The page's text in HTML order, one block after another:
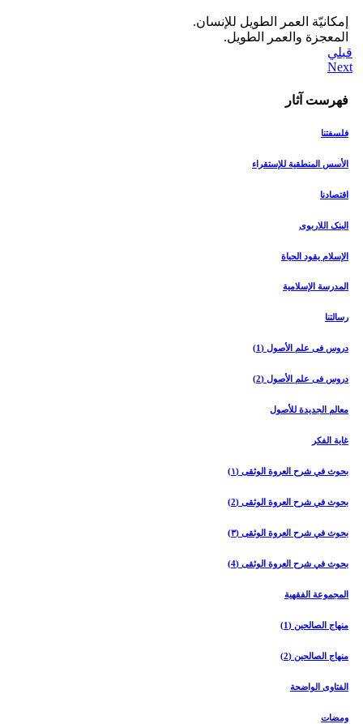
إمكانيّة العمر الطويل للإنسان.
المعجزة والعمر الطويل.
قبلي
فهرست آثار
فلسفتنا
الأسس المنطقیة للإستقراء
اقتصادنا
البنک اللاربوی
الإسلام یقود الحیاة
المدرسة الإسلامیة
رسالتنا
دروس فی علم الأصول (1)
دروس فی علم الأصول (2)
معالم الجدیدة للأصول
غایة الفکر
بحوث في شرح العروة الوثقی (۱)
بحوث في شرح العروة الوثقی (2)
بحوث في شرح العروة الوثقی (۳)
بحوث في شرح العروة الوثقی (4)
المجموعة الفقهیة
منهاج الصالحین (1)
منهاج الصالحین (2)
الفتاوی الواضحة
ومضات